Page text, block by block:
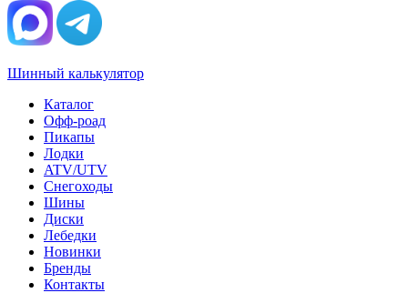
Шинный калькулятор
Каталог
Офф-роад
Пикапы
Лодки
ATV/UTV
Снегоходы
Шины
Диски
Лебедки
Новинки
Бренды
Контакты